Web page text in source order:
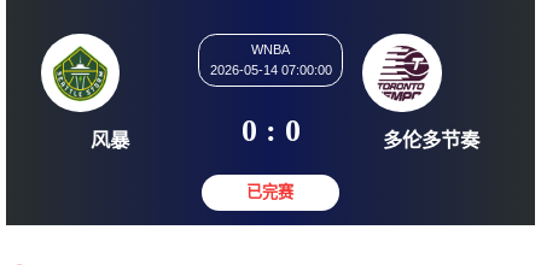
风暴
2026-05-14 07:00:00
0 : 0 多伦